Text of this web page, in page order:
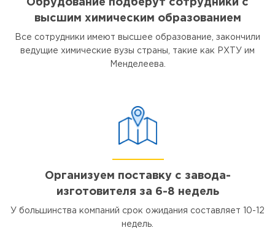
Обрудование подберут сотрудники с
высшим химическим образованием
Все сотрудники имеют высшее образование, закончили
ведущие химические вузы страны, такие как РХТУ им
Менделеева.
Организуем поставку с завода-
изготовителя за 6-8 недель
У большинства компаний срок ожидания составляет 10-12
недель.